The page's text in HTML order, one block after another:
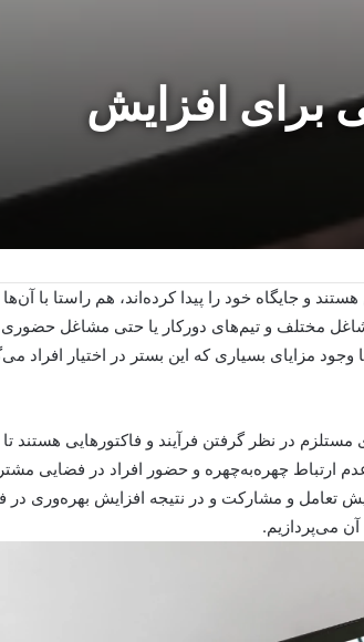
برای افزایش
و جایگاه خود را پیدا کرده‌اند، هم راستا با
مختلف و تیم‌های دورکار یا حتی مشاغل حضوری
مزایای بسیاری که این بستر در اختیار افراد
در نظر گرفتن فرآیند و فاکتورهایی هستند تا
ارتباط چهره‌به‌چهره و حضور افراد در فضایی
تعامل و مشارکت و در نتیجه افزایش بهره‌وری در
آن می‌پردازیم.